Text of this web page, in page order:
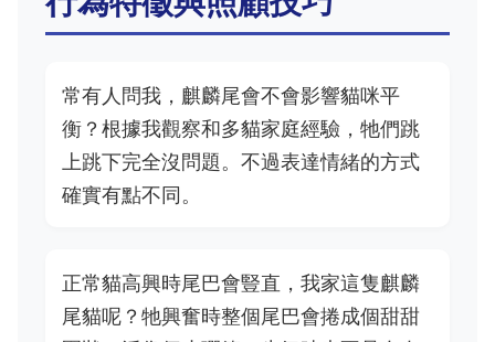
常有人問我，麒麟尾會不會影響貓咪平
衡？根據我觀察和多貓家庭經驗，牠們跳
上跳下完全沒問題。不過表達情緒的方式
確實有點不同。
正常貓高興時尾巴會豎直，我家這隻麒麟
尾貓呢？牠興奮時整個尾巴會捲成個甜甜